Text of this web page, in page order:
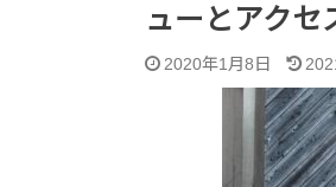
ューとアクセ
2020年1月8日